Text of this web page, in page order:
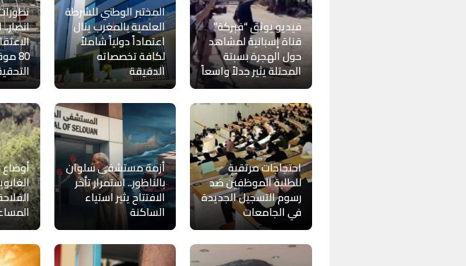
فيديو يوثق “فبركة”
قناة إسبانية لمشاهد
حول الهجرة بسبتة
المحتلة يثير جدلاً واسعاً
المختبر الوطني للشرطة
العلمية بالمغرب ينال
اعتماداً دولياً شاملاً
لكافة تخصصاته
الدقيقة
80
احتجاجات مرتقبة
للطلبة الموظفين ضد
رسوم التسجيل الجديدة
في الجامعات
أزمة مستشفى سلوان
بالناظور.. استمرار تأخر
الافتتاح يثير استياء
الساكنة